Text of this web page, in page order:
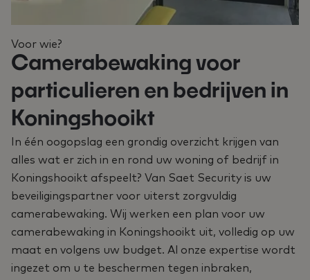
Voor wie?
Camerabewaking voor
particulieren en bedrijven in
Koningshooikt
In één oogopslag een grondig overzicht krijgen van
alles wat er zich in en rond uw woning of bedrijf in
Koningshooikt afspeelt? Van Saet Security is uw
beveiligingspartner voor uiterst zorgvuldig
camerabewaking. Wij werken een plan voor uw
camerabewaking in Koningshooikt uit, volledig op uw
maat en volgens uw budget. Al onze expertise wordt
ingezet om u te beschermen tegen inbraken,